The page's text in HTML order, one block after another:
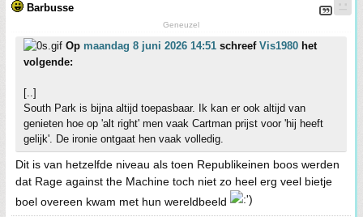
Barbusse
Geneuzel
Op maandag 8 juni 2026 14:51 schreef Vis1980 het
volgende:
[..]
South Park is bijna altijd toepasbaar. Ik kan er ook altijd van
genieten hoe op 'alt right' men vaak Cartman prijst voor 'hij heeft
gelijk'. De ironie ontgaat hen vaak volledig.
Dit is van hetzelfde niveau als toen Republikeinen boos werden
dat Rage against the Machine toch niet zo heel erg veel bietje
boel overeen kwam met hun wereldbeeld